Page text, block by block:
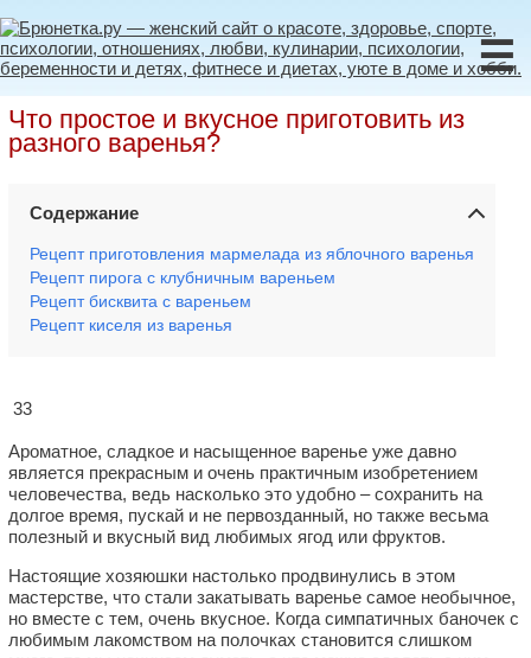
☰
Что простое и вкусное приготовить из
разного варенья?
Содержание
Рецепт приготовления мармелада из яблочного варенья
Рецепт пирога с клубничным вареньем
Рецепт бисквита с вареньем
Рецепт киселя из варенья
33
Ароматное, сладкое и насыщенное варенье уже давно
является прекрасным и очень практичным изобретением
человечества, ведь насколько это удобно – сохранить на
долгое время, пускай и не первозданный, но также весьма
полезный и вкусный вид любимых ягод или фруктов.
Настоящие хозяюшки настолько продвинулись в этом
мастерстве, что стали закатывать варенье самое необычное,
но вместе с тем, очень вкусное. Когда симпатичных баночек с
любимым лакомством на полочках становится слишком